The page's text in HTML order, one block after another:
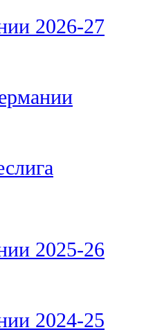
2026-27
2025-26
2024-25